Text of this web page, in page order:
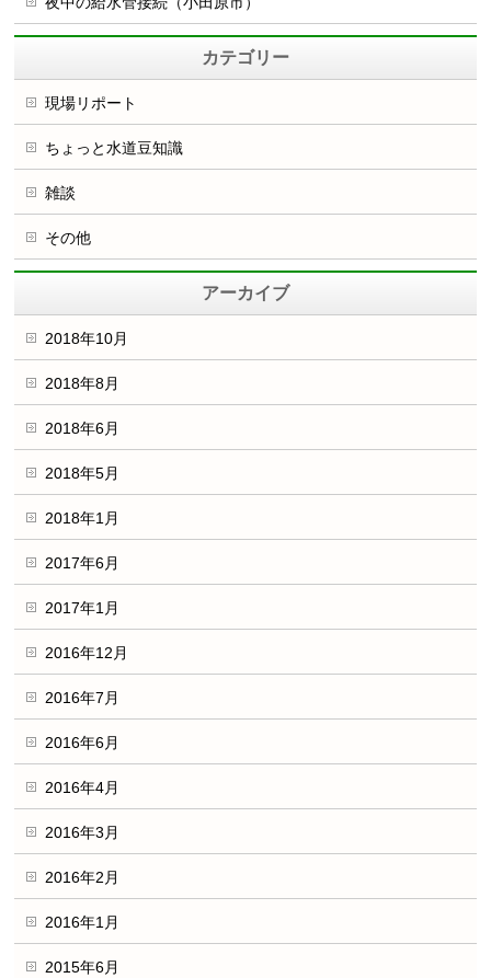
カテゴリー
現場リポート
ちょっと水道豆知識
雑談
その他
アーカイブ
2018年10月
2018年8月
2018年6月
2018年5月
2018年1月
2017年6月
2017年1月
2016年12月
2016年7月
2016年6月
2016年4月
2016年3月
2016年2月
2016年1月
2015年6月